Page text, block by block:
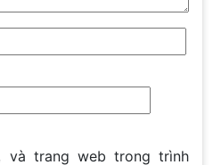
và trang web trong trình